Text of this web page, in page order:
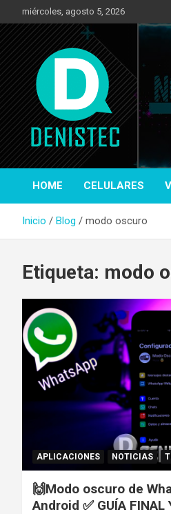
al
contenido
miércoles, agosto 5, 2026
DenisTec
Tecnología y más!
HOME CELULARES
Inicio Blog modo oscuro
Etiqueta: modo
APLICACIONES NOTICIAS
🙌Modo oscuro de
Android ✅ GUÍA FINAL